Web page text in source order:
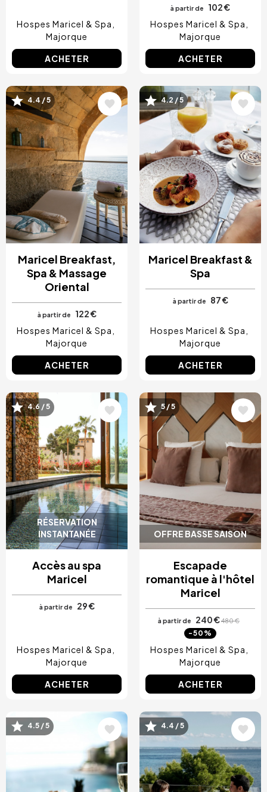
Hospes Maricel & Spa
Majorque
ACHETER
à partir de
102 €
Hospes Maricel & Spa
Majorque
ACHETER
Image
4.4 / 5
Maricel Breakfast,
Spa & Massage
Oriental
à partir de
122 €
Hospes Maricel & Spa
Majorque
ACHETER
Image
4.2 / 5
Maricel Breakfast &
Spa
à partir de 87 €
Hospes Maricel & Spa
Majorque
ACHETER
RÉSERVATION
INSTANTANÉE
Image
4.6 / 5
Accès au spa
Maricel
à partir de 29 €
Hospes Maricel & Spa
Majorque
ACHETER
OFFRE BASSE SAISON
Image
5 / 5
Escapade
romantique à l'hôtel
Maricel
à partir de 240 €480 €
-50%
Hospes Maricel & Spa
Majorque
ACHETER
Image
4.5 / 5 Image
4.4 / 5